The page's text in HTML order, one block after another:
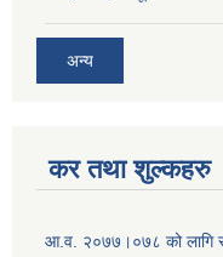
अन्य
कर तथा शुल्कहरु
आ.व. २०७७।०७८ को लागि